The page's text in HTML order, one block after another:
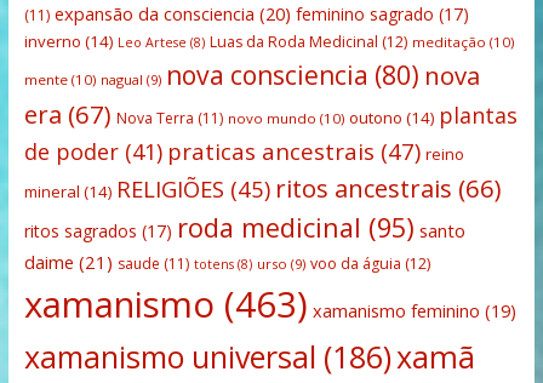
(11) expansão da consciencia (20) feminino sagrado (17)
inverno (14) Leo Artese (8) Luas da Roda Medicinal (12) meditação (10)
mente(10) nagual (9) nova consciencia (80) nova
era (67) Nova Terra (11) novo mundo (10) outono (14) plantas
de poder(41) praticas ancestrais (47) reino
mineral (14) RELIGIÕES (45) ritos ancestrais (66)
ritos sagrados (17) roda medicinal (95) santo
daime (21) saude (11) totens(8) urso (9) voo da águia (12)
xamanismo (463) xamanismo feminino (19)
xamanismo universal (186)xamã